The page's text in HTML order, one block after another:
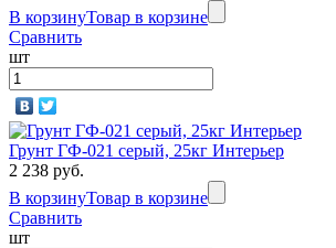
В корзинуТовар в корзине
Сравнить
шт
Грунт ГФ-021 серый, 25кг Интерьер
2 238 руб.
В корзинуТовар в корзине
Сравнить
шт